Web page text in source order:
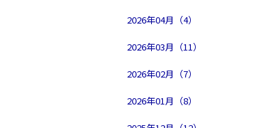
2026年04月（4）
2026年03月（11）
2026年02月（7）
2026年01月（8）